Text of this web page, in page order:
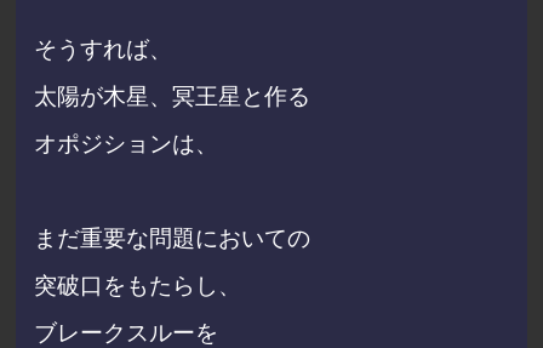
そうすれば、
太陽が木星、冥王星と作る
オポジションは、
まだ重要な問題においての
突破口をもたらし、
ブレークスルーを